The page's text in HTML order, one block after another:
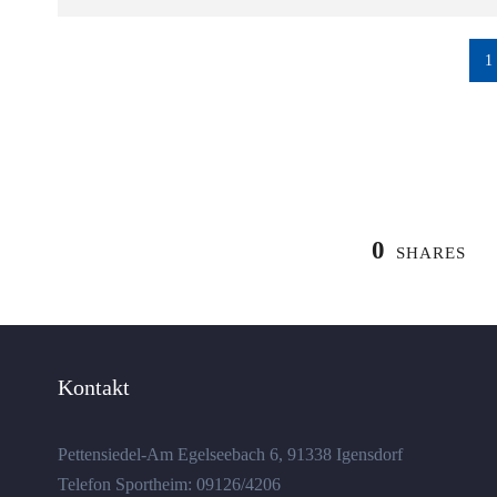
1
0 SHARES
Kontakt
Pettensiedel-Am Egelseebach 6, 91338 Igensdorf
Telefon Sportheim: 09126/4206